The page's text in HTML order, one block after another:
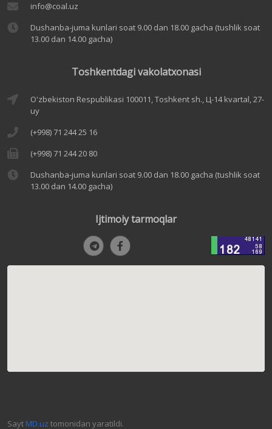
info@coal.uz
Dushanba-juma kunlari soat 9.00 dan 18.00 gacha (tushlik soat
13.00 dan 14.00 gacha)
Toshkentdagi vakolatxonasi
O'zbekiston Respublikasi 100011, Toshkent sh., Ц-14 kvartal, 27-
uy
(+998) 71 244 25 16
(+998) 71 244 20 80
Dushanba-juma kunlari soat 9.00 dan 18.00 gacha (tushlik soat
13.00 dan 14.00 gacha)
Ijtimoiy tarmoqlar
SaytMD.uz tomonidan yaratildi.